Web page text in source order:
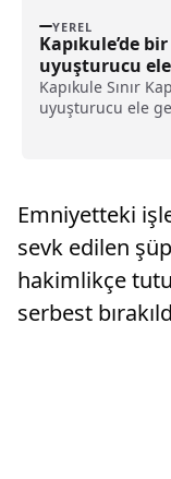
YEREL
Kapıkule’de
uyuşturucu
Kapıkule Sınır
uyuşturucu ele
Emniyetteki
sevk edilen
hakimlikçe
serbest